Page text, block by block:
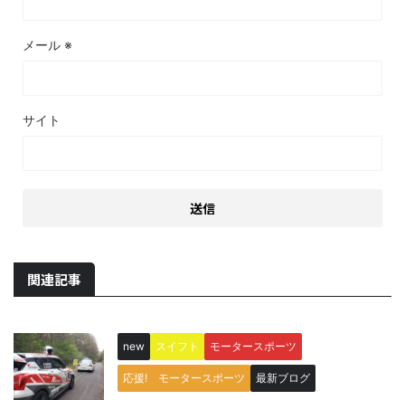
メール ※
サイト
関連記事
new スイフト モータースポーツ
応援! モータースポーツ 最新ブログ